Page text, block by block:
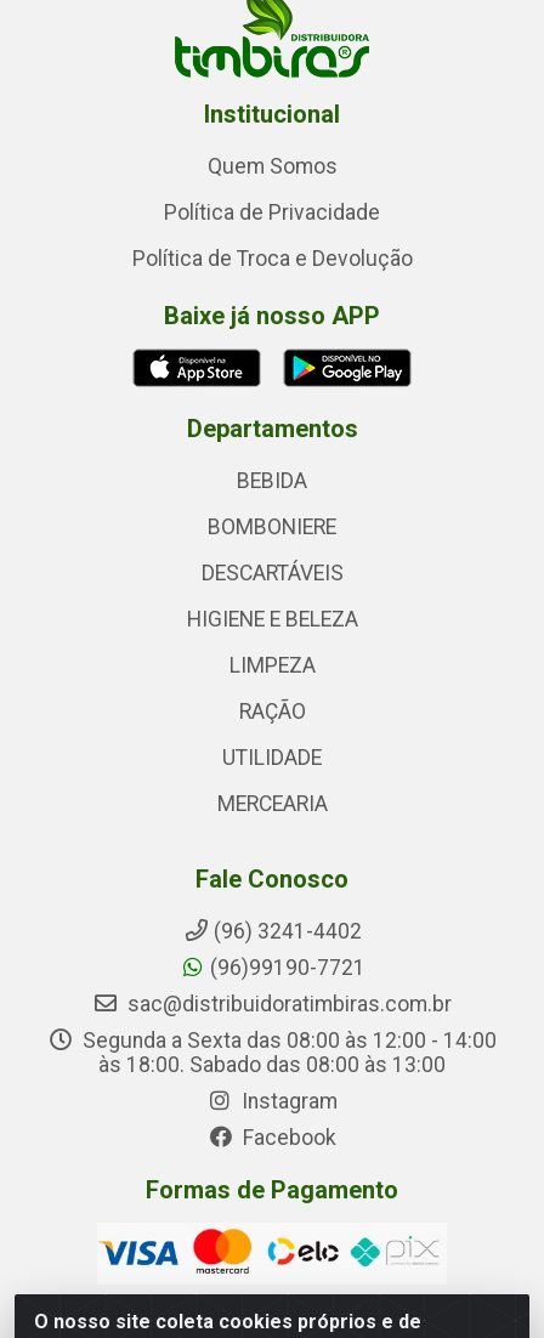
O nosso site coleta cookies próprios e de
Institucional
Quem Somos
Política de Privacidade
Política de Troca e Devolução
Baixe já nosso APP
Departamentos
BEBIDA
BOMBONIERE
DESCARTÁVEIS
HIGIENE E BELEZA
LIMPEZA
RAÇÃO
UTILIDADE
MERCEARIA
Fale Conosco
(96) 3241-4402
(96)99190-7721
sac@distribuidoratimbiras.com.br
Segunda a Sexta das 08:00 às 12:00 - 14:00
às 18:00. Sabado das 08:00 às 13:00
Instagram
Facebook
Formas de Pagamento